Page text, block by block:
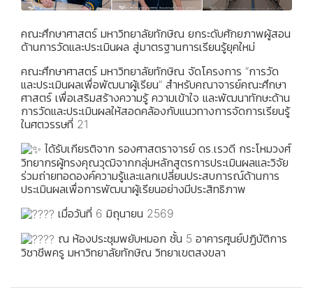
คณะศึกษาศาสตร์ มหาวิทยาลัยทักษิณ ยกระดับศักยภาพผู้สอน
ด้านการวัดและประเมินผล สู่มาตรฐานการเรียนรู้ยุคใหม่
คณะศึกษาศาสตร์ มหาวิทยาลัยทักษิณ จัดโครงการ “การวัด
และประเมินผลเพื่อพัฒนาผู้เรียน” สำหรับคณาจารย์คณะศึกษา
ศาสตร์ เพื่อเสริมสร้างความรู้ ความเข้าใจ และพัฒนาทักษะด้าน
การวัดและประเมินผลให้สอดคล้องกับแนวทางการจัดการเรียนรู้
ในศตวรรษที่ 21
ได้รับเกียรติจาก รองศาสตราจารย์ ดร.เรวดี กระโหมวงศ์
วิทยากรผู้ทรงคุณวุฒิจากกลุ่มหลักสูตรการประเมินผลและวิจัย
ร่วมถ่ายทอดองค์ความรู้และแลกเปลี่ยนประสบการณ์ด้านการ
ประเมินผลเพื่อการพัฒนาผู้เรียนอย่างมีประสิทธิภาพ
เมื่อวันที่ 6 มิถุนายน 2569
ณ ห้องประชุมพยับหมอก ชั้น 5 อาคารศูนย์ปฏิบัติการ
วิชาชีพครู มหาวิทยาลัยทักษิณ วิทยาเขตสงขลา